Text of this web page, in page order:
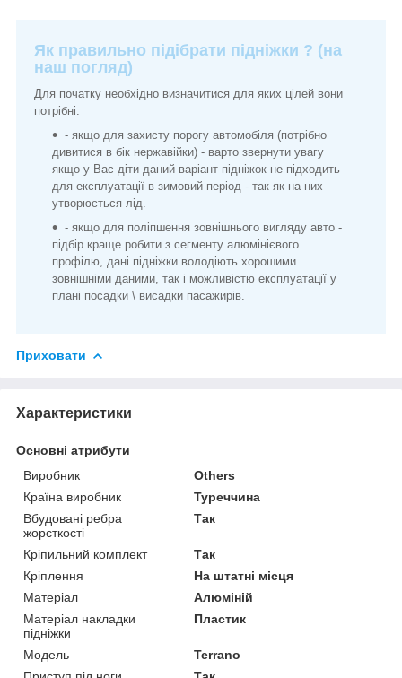
Як правильно підібрати підніжки ? (на
наш погляд)
Для початку необхідно визначитися для яких цілей вони
потрібні:
- якщо для захисту порогу автомобіля (потрібно
дивитися в бік нержавійки) - варто звернути увагу
якщо у Вас діти даний варіант підніжок не підходить
для експлуатації в зимовий період - так як на них
утворюється лід.
- якщо для поліпшення зовнішнього вигляду авто -
підбір краще робити з сегменту алюмінієвого
профілю, дані підніжки володіють хорошими
зовнішніми даними, так і можливістю експлуатації у
плані посадки \ висадки пасажирів.
Приховати
Характеристики
Основні атрибути
Виробник
Others
Країна виробник
Туреччина
Вбудовані ребра
жорсткості
Так
Кріпильний комплект
Так
Кріплення
На штатні місця
Матеріал
Алюміній
Матеріал накладки
підніжки
Пластик
Модель
Terrano